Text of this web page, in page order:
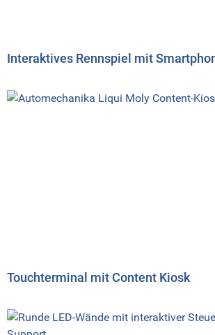
Interaktives Rennspiel mit
Touchterminal mit Content Kiosk